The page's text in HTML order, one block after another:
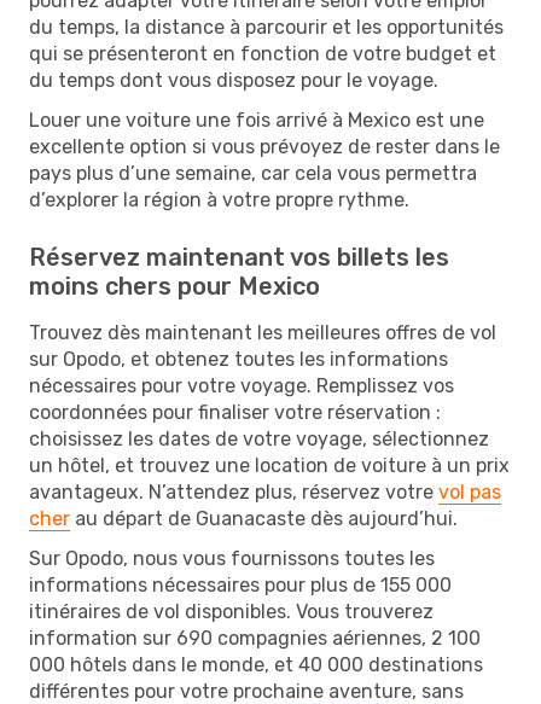
du temps, la distance à parcourir et les opportunités
qui se présenteront en fonction de votre budget et
du temps dont vous disposez pour le voyage.
Louer une voiture une fois arrivé à Mexico est une
excellente option si vous prévoyez de rester dans le
pays plus d’une semaine, car cela vous permettra
d’explorer la région à votre propre rythme.
Réservez maintenant vos billets les
moins chers pour Mexico
Trouvez dès maintenant les meilleures offres de vol
sur Opodo, et obtenez toutes les informations
nécessaires pour votre voyage. Remplissez vos
coordonnées pour finaliser votre réservation :
choisissez les dates de votre voyage, sélectionnez
un hôtel, et trouvez une location de voiture à un prix
avantageux. N’attendez plus, réservez votre vol pas
cher au départ de Guanacaste dès aujourd’hui.
Sur Opodo, nous vous fournissons toutes les
informations nécessaires pour plus de 155 000
itinéraires de vol disponibles. Vous trouverez
information sur 690 compagnies aériennes, 2 100
000 hôtels dans le monde, et 40 000 destinations
différentes pour votre prochaine aventure, sans